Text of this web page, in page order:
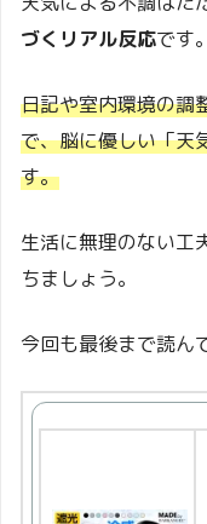
づくリアル反応です。
日記や室内環境の調
で、脳に優しい「天
す。
生活に無理のない工
ちましょう。
今回も最後まで読ん